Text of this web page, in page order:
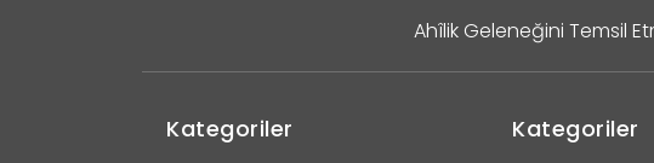
Ahîlik Geleneğini Temsil
Kategoriler Kategoriler